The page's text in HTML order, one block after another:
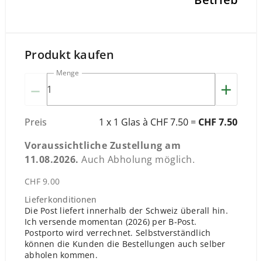
Produkt kaufen
–
Menge
+
Preis 1 x 1 Glas à CHF 7.50 = CHF 7.50
Voraussichtliche Zustellung am
11.08.2026. Auch Abholung möglich.
CHF 9.00
Lieferkonditionen
Die Post liefert innerhalb der Schweiz überall hin.
Ich versende momentan (2026) per B-Post.
Postporto wird verrechnet. Selbstverständlich
können die Kunden die Bestellungen auch selber
abholen kommen.